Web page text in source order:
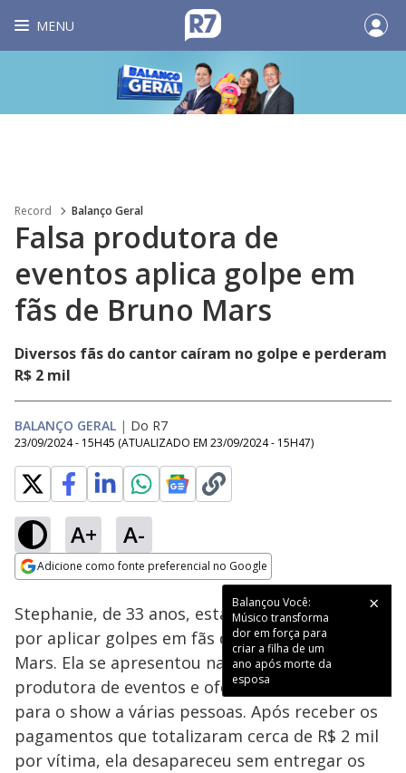
MENU
Record Balanço Geral
Falsa produtora de
eventos aplica golpe em
fãs de Bruno Mars
Diversos fãs do cantor caíram no golpe e perderam
R$ 2 mil
BALANÇO GERAL | Do R7
23/09/2024 - 15H45 (ATUALIZADO EM 23/09/2024 - 15H47)
A+ A-
Adicione como fonte preferencial no Google
Balançou Você:
Músico transforma
dor em força para
criar a filha de um
ano após morte da
esposa
Ativar
Loaded
25.74%
Stephanie, de 33 anos, está sendo investigada
por aplicar golpes em fãs do cantor Bruno
Mars. Ela se apresentou nas redes sociais como
produtora de eventos e ofereceu ingressos
para o show a várias pessoas. Após receber os
pagamentos que totalizaram cerca de R$ 2 mil
por vítima, ela desapareceu sem entregar os